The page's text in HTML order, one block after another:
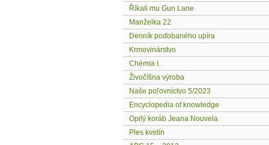
Říkali mu Gun Lane
Manželka 22
Denník poďobaného upíra
Krmovinárstvo
Chémia I.
Živočíšna výroba
Naše poľovníctvo 5/2023
Encyclopedia of knowledge
Opilý koráb Jeana Nouvela
Ples kvetín